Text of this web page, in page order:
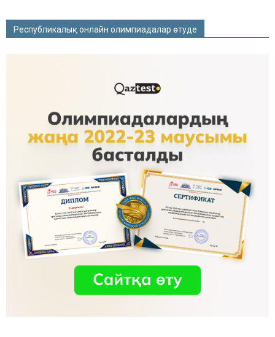
Республикалық онлайн олимпиадалар өтуде